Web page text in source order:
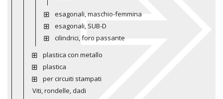
esagonali, maschio-femmina
esagonali, SUB-D
cilindrici, foro passante
plastica con metallo
plastica
per circuiti stampati
Viti, rondelle, dadi